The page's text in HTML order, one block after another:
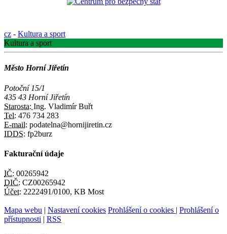
cz - Kultura a sport
Kultura a sport
Město Horní Jiřetín
Potoční 15/1
435 43 Horní Jiřetín
Starosta: Ing. Vladimír Buřt
Tel: 476 734 283
E-mail: podatelna@hornijiretin.cz
IDDS: fp2burz
Fakturační údaje
IČ: 00265942
DIČ: CZ00265942
Účet: 2222491/0100, KB Most
Mapa webu | Nastavení cookies Prohlášení o cookies | Prohlášení o
přístupnosti | RSS